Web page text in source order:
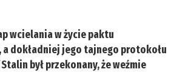
wcielania w życie paktu
dokładniej jego tajnego protokołu
był przekonany, że weźmie